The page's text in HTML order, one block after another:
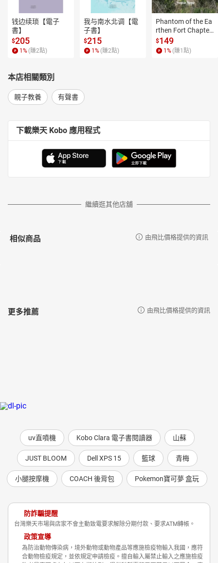
钱边续琐【電子
書】
$205
1 % (賺2點)
我与南水北调【電
子書】
$215
1 % (賺2點)
Phantom of the Ea
rthen Fort Chapter
4【有聲書】
$149
1 % (賺1 點)
本店相關類別
親子教養 有聲書
下載樂天 Kobo 應用程式
繼續逛其他店舖
相似商品 由飛比價格提供的資訊
更多推薦 由飛比價格提供的資訊
uv直噴機 Kobo Clara 電子書閱讀器 山蘇
JUST BLOOM Dell XPS 15 籃球 青梅
小腿按摩機 COACH 後背包 Pokemon寶可夢 盒玩
防詐騙提醒
台灣樂天市場與店家不會主動致電要求解除分期付款、要求ATM轉帳。
政策宣導
為防治動物傳染病，境外動物或動物產品等應施檢疫物輸入我國，應符
合動物檢疫規定，並依規定申請檢疫。擅自輸入屬禁止輸入之應施檢疫